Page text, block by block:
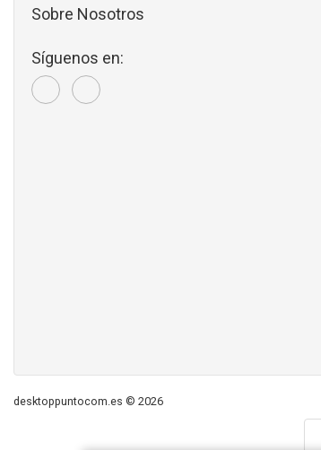
Sobre Nosotros
Síguenos en:
desktoppuntocom.es © 2026